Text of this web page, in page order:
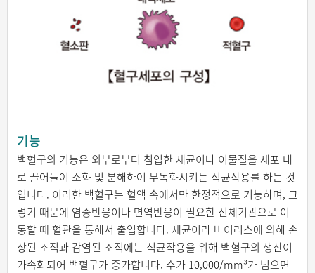
기능
백혈구의 기능은 외부로부터 침입한 세균이나 이물질을 세포 내
로 끌어들여 소화 및 분해하여 무독화시키는 식균작용를 하는 것
입니다. 이러한 백혈구는 혈액 속에서만 한정적으로 기능하며, 그
렇기 때문에 염증반응이나 면역반응이 필요한 신체기관으로 이
동할 때 혈관을 통해서 출입합니다. 세균이라 바이러스에 의해 손
상된 조직과 감염된 조직에는 식균작용을 위해 백혈구의 생산이
가속화되어 백혈구가 증가합니다. 수가 10,000/mm³가 넘으면